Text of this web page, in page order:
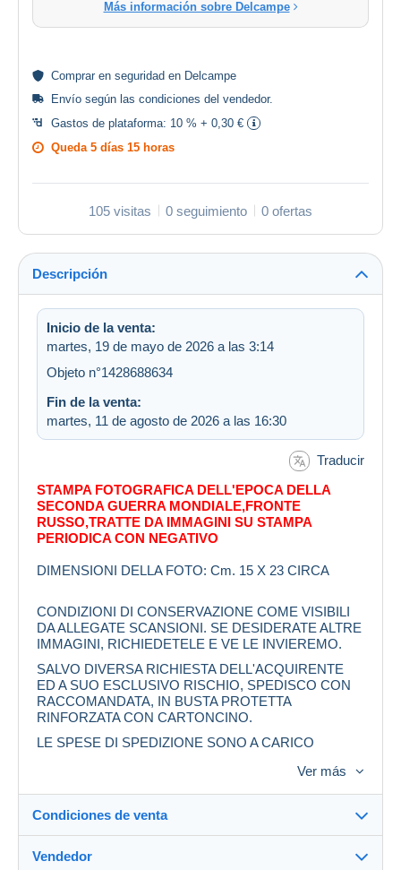
Más información sobre Delcampe
Comprar en seguridad en Delcampe
Envío según las condiciones del vendedor.
Gastos de plataforma: 10 % + 0,30 €
Queda 5 días 15 horas
105 visitas 0 seguimiento 0 ofertas
Descripción
Inicio de la venta:
martes, 19 de mayo de 2026 a las 3:14
Objeto n°1428688634
Fin de la venta:
martes, 11 de agosto de 2026 a las 16:30
Traducir
STAMPA FOTOGRAFICA DELL'EPOCA DELLA
SECONDA GUERRA MONDIALE,FRONTE
RUSSO,TRATTE DA IMMAGINI SU STAMPA
PERIODICA CON NEGATIVO
DIMENSIONI DELLA FOTO: Cm. 15 X 23 CIRCA
CONDIZIONI DI CONSERVAZIONE COME VISIBILI
DA ALLEGATE SCANSIONI. SE DESIDERATE ALTRE
IMMAGINI, RICHIEDETELE E VE LE INVIEREMO.
SALVO DIVERSA RICHIESTA DELL'ACQUIRENTE
ED A SUO ESCLUSIVO RISCHIO, SPEDISCO CON
RACCOMANDATA, IN BUSTA PROTETTA
RINFORZATA CON CARTONCINO.
LE SPESE DI SPEDIZIONE SONO A CARICO
Ver más
Condiciones de venta
Vendedor